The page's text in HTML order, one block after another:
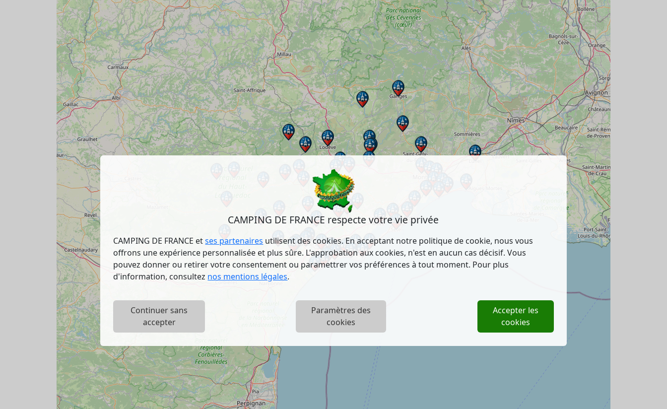
CAMPING DE FRANCE respecte votre vie privée
CAMPING DE FRANCE etses partenaires utilisent des cookies. En acceptant notre politique de cookie, nous vous
offrons une expérience personnalisée et plus sûre. L'approbation aux cookies, n'est en aucun cas décisif. Vous
pouvez donner ou retirer votre consentement ou paramettrer vos préférences à tout moment. Pour plus
d'information, consultez nos mentions légales.
Continuer sans
accepter
Paramètres des
cookies
Accepter les
cookies